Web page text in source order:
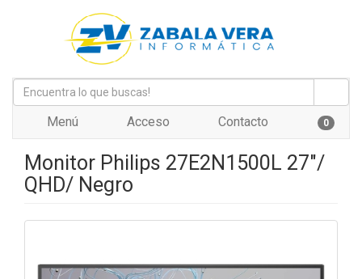
Menú Acceso Contacto 0
Monitor Philips 27E2N1500L 27"/
QHD/ Negro